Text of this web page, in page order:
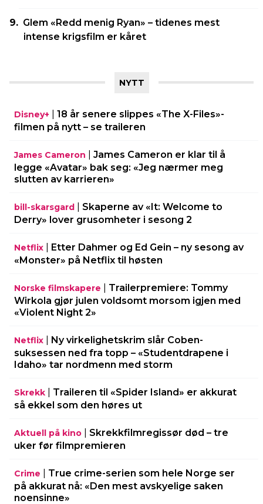
Glem «Redd menig Ryan» – tidenes mest
intense krigsfilm er kåret
NYTT
Disney+
18 år senere slippes «The X-Files»-
filmen på nytt – se traileren
James Cameron
James Cameron er klar til å
legge «Avatar» bak seg: «Jeg nærmer meg
slutten av karrieren»
bill-skarsgard
Skaperne av «It: Welcome to
Derry» lover grusomheter i sesong 2
Netflix
Etter Dahmer og Ed Gein – ny sesong av
«Monster» på Netflix til høsten
Norske filmskapere
Trailerpremiere: Tommy
Wirkola gjør julen voldsomt morsom igjen med
«Violent Night 2»
Netflix
Ny virkelighetskrim slår Coben-
suksessen ned fra topp – «Studentdrapene i
Idaho» tar nordmenn med storm
Skrekk
Traileren til «Spider Island» er akkurat
så ekkel som den høres ut
Aktuell på kino
Skrekkfilmregissør død – tre
uker før filmpremieren
Crime
True crime-serien som hele Norge ser
på akkurat nå: «Den mest avskyelige saken
noensinne»